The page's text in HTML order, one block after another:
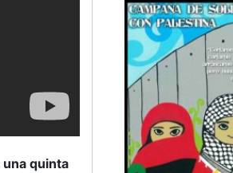
una quinta